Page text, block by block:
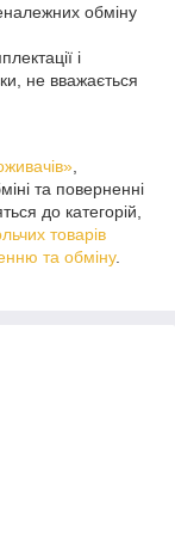
обміну
і
не вважається
та поверненні
до категорій,
товарів
та обміну.